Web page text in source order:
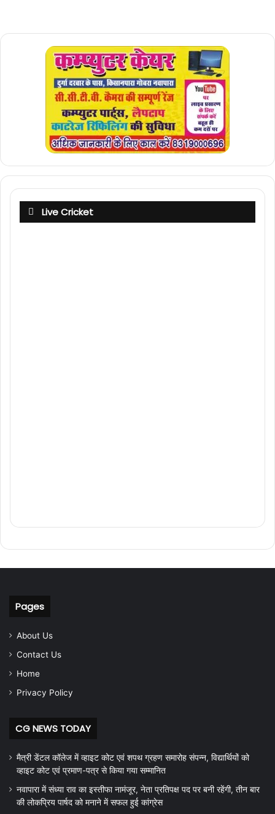
Live Cricket
Pages
About Us
Contact Us
Home
Privacy Policy
CG NEWS TODAY
मैत्री डेंटल कॉलेज में व्हाइट कोट एवं शपथ ग्रहण समारोह संपन्न, विद्यार्थियों को
व्हाइट कोट एवं प्रमाण-पत्र से किया गया सम्मानित
नवापारा में संध्या राव का इस्तीफा नामंजूर, नेता प्रतिपक्ष पद पर बनी रहेंगी, तीन बार
की लोकप्रिय पार्षद को मनाने में सफल हुई कांग्रेस